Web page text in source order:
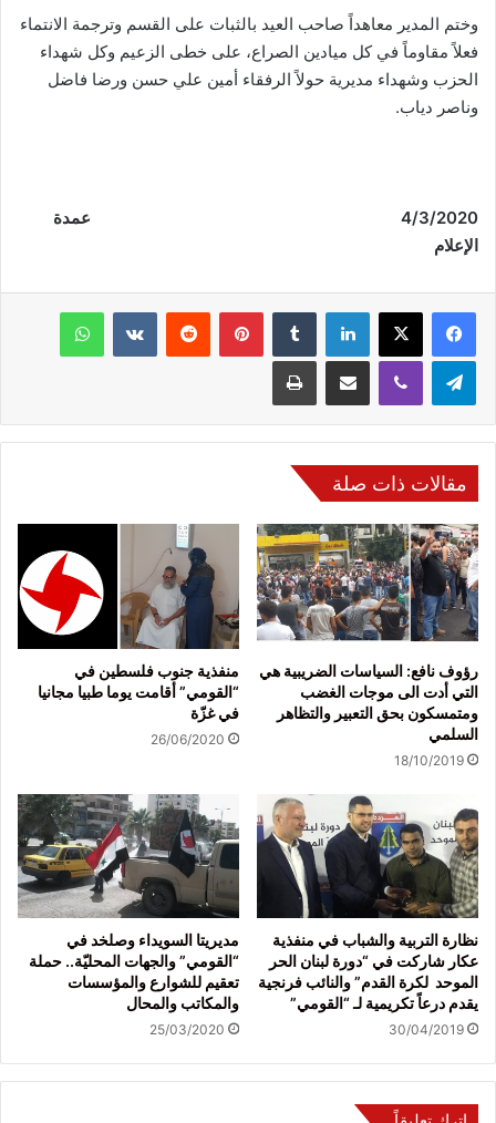
وختم المدير معاهداً صاحب العيد بالثبات على القسم وترجمة الانتماء
فعلاً مقاوماً في كل ميادين الصراع، على خطى الزعيم وكل شهداء
الحزب وشهداء مديرية حولاً الرفقاء أمين علي حسن ورضا فاضل
وناصر دياب.
4/3/2020
عمدة
الإعلام
فيسبوك لينكدإن بينتيريست
مقالات ذات صلة
رؤوف نافع: السياسات الضريبية هي
التي أدت الى موجات الغضب
ومتمسكون بحق التعبير والتظاهر
السلمي
18/10/2019
منفذية جنوب فلسطين في
“القومي” أقامت يوما طبيا مجانيا
في غزّة
26/06/2020
نظارة التربية والشباب في منفذية
عكار شاركت في “دورة لبنان الحر
الموحد لكرة القدم” والنائب فرنجية
يقدم درعاً تكريمية لـ “القومي”
30/04/2019
مديريتا السويداء وصلخد في
“القومي” والجهات المحليّة.. حملة
تعقيم للشوارع والمؤسسات
والمكاتب والمحال
25/03/2020